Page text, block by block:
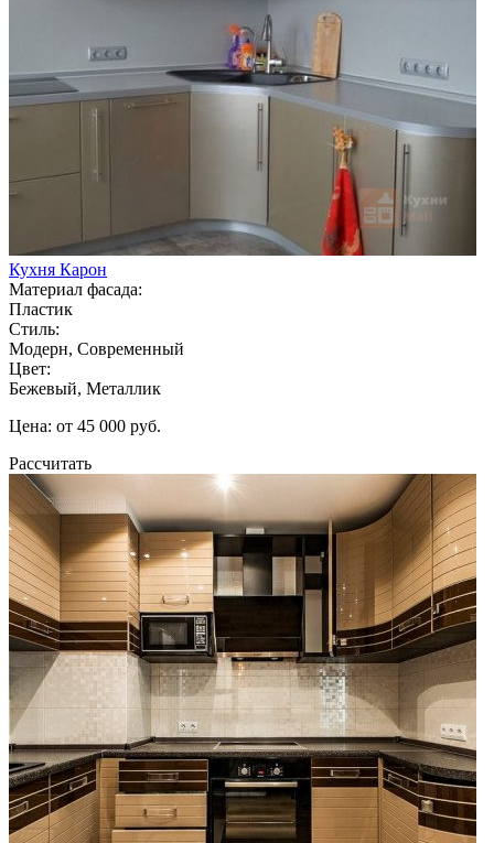
Кухня Карон
Материал фасада:
Пластик
Стиль:
Модерн, Современный
Цвет:
Бежевый, Металлик
Цена: от 45 000 руб.
Рассчитать